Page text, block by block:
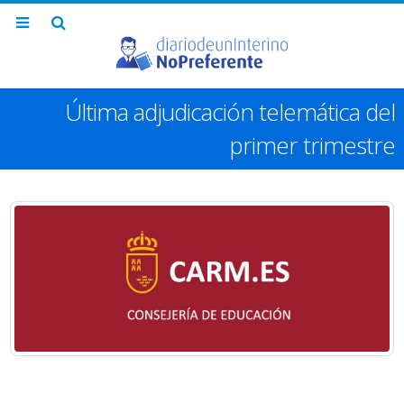
Última adjudicación telemática del
primer trimestre